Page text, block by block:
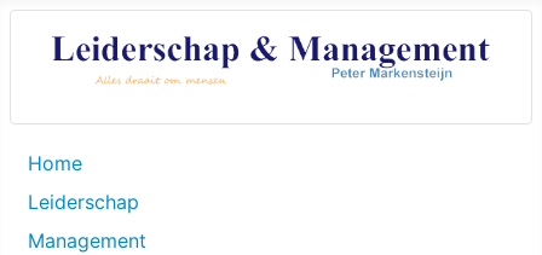
Home
Leiderschap
Management